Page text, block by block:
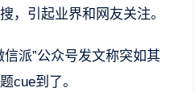
，引起业界和网友关注。
派”公众号发文称突如其
cue到了。